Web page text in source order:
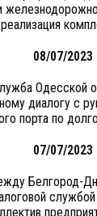
08/07/2023
Одесской
диалогу с
порта по
07/07/2023
Белгород-